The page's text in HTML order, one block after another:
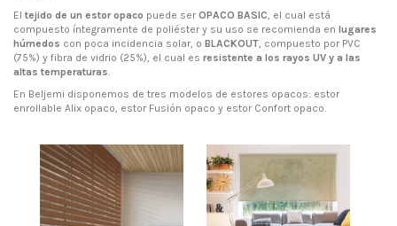
El tejido de un estor opaco puede ser OPACO BASIC , el cual está
compuesto íntegramente de poliéster y su uso se recomienda en lugares
húmedos con poca incidencia solar, o BLACKOUT , compuesto por PVC
(75%) y fibra de vidrio (25%), el cual es resistente a los rayos UV y a las
altas temperaturas
En Beljemi disponemos de tres modelos de estores opacos: estor
enrollable Alix opaco, estor Fusión opaco y estor Confort opaco.